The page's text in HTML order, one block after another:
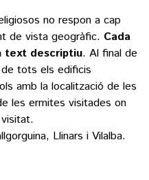
no respon a cap
de vista geogràfic. Cada
text descriptiu. Al final de
de tots els edificis
amb la localització de les
les ermites visitades on
visitat.
Llinars i Vilalba.